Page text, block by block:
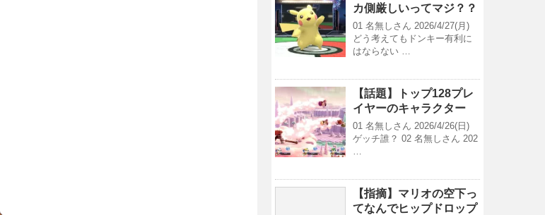
カ側厳しいってマジ？？
01 名無しさん 2026/4/27(月)
どう考えてもドンキー有利に
はならない …
【話題】トップ128プレ
イヤーのキャラクター
01 名無しさん 2026/4/26(日)
ゲッチ誰？ 02 名無しさん 202
…
【指摘】マリオの空下っ
てなんでヒップドロップ